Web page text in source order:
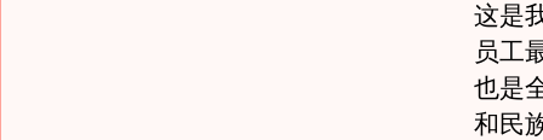
这是
员工
也是
和民